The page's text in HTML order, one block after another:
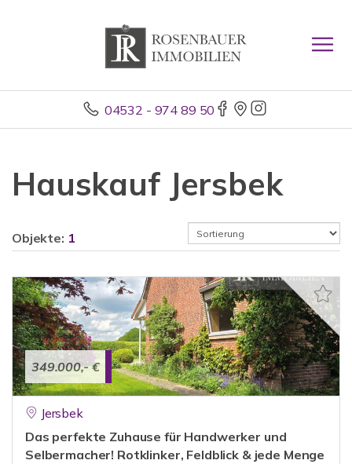
04532 - 974 89 50
Hauskauf Jersbek
Objekte: 1
349.000,- €
Jersbek
Das perfekte Zuhause für Handwerker und
Selbermacher! Rotklinker, Feldblick & jede Menge